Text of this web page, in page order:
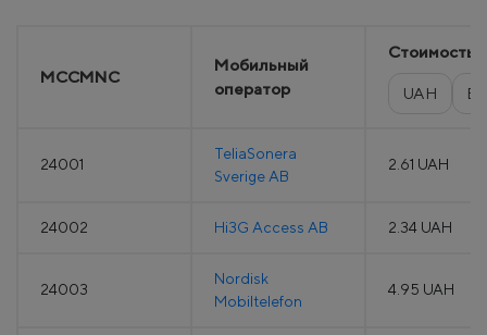
MCCMNC
Мобильный
оператор
Стоимость
UAH
24001
TeliaSonera
Sverige AB
2.61 UAH
24002 Hi3G Access AB 2.34 UAH
24003
Nordisk
Mobiltelefon
4.95 UAH